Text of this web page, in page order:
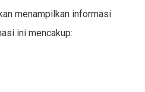
menampilkan informasi
ini mencakup: